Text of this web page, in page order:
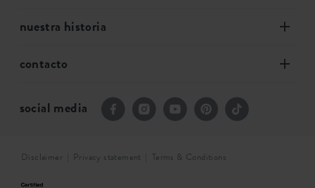
nuestra historia
contacto
social media
Disclaimer Privacy statement Terms & Conditions